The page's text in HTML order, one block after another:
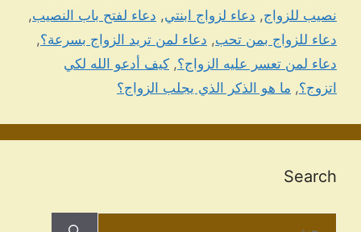
نصيب للزواج, دعاء لزواج ابنتي, دعاء لفتح باب النصيب,
دعاء للزواج بمن تحب, دعاء لمن تريد الزواج بسرعة؟,
دعاء لمن تعسر عليه الزواج؟, كيف أدعو الله لكي
اتزوج؟, ما هو الذكر الذي يجلب الزواج؟
Search